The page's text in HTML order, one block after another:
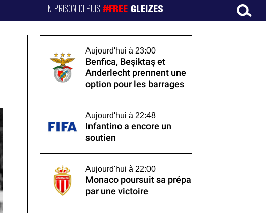
EN PRISON DEPUIS#FREE GLEIZES
Aujourd'hui à 23:00
Benfica, Beşiktaş et
Anderlecht prennent une
option pour les barrages
Aujourd'hui à 22:48
Infantino a encore un
soutien
Aujourd'hui à 22:00
Monaco poursuit sa prépa
par une victoire